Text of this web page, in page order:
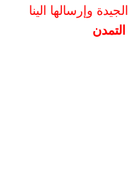
وإرسالها الينا